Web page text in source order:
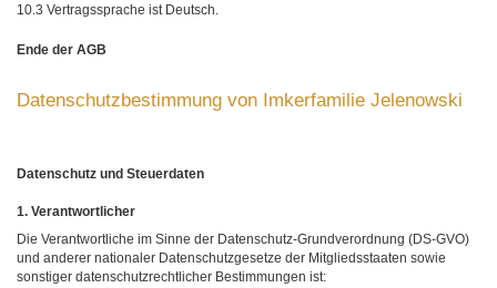
10.3 Vertragssprache ist Deutsch.
Ende der AGB
Datenschutzbestimmung von Imkerfamilie Jelenowski
Datenschutz und Steuerdaten
1. Verantwortlicher
Die Verantwortliche im Sinne der Datenschutz-Grundverordnung (DS-GVO)
und anderer nationaler Datenschutzgesetze der Mitgliedsstaaten sowie
sonstiger datenschutzrechtlicher Bestimmungen ist: